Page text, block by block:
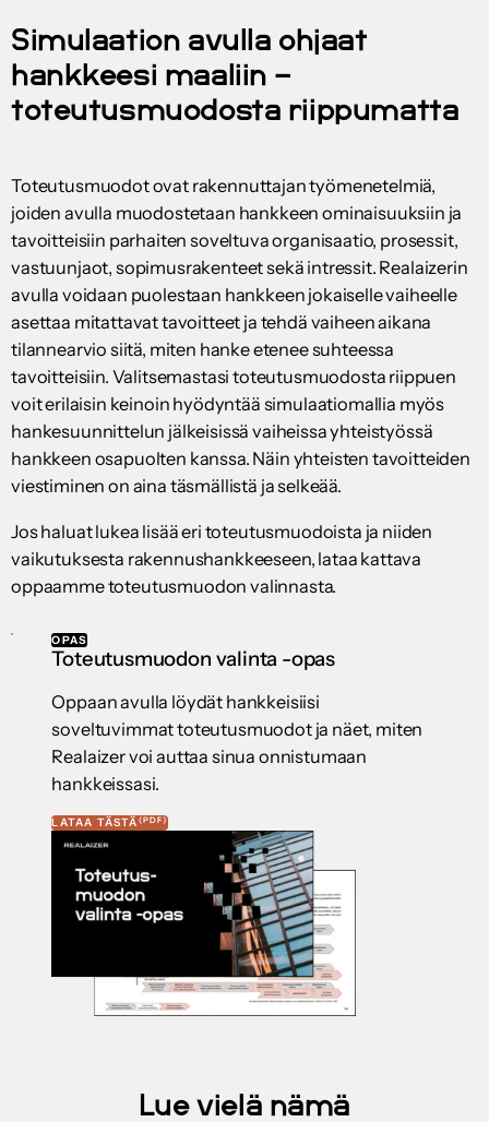
Simulaation avulla ohjaat
hankkeesi maaliin –
toteutusmuodosta riippumatta
Toteutusmuodot ovat rakennuttajan työmenetelmiä,
joiden avulla muodostetaan hankkeen ominaisuuksiin ja
tavoitteisiin parhaiten soveltuva organisaatio, prosessit,
vastuunjaot, sopimusrakenteet sekä intressit. Realaizerin
avulla voidaan puolestaan hankkeen jokaiselle vaiheelle
asettaa mitattavat tavoitteet ja tehdä vaiheen aikana
tilannearvio siitä, miten hanke etenee suhteessa
tavoitteisiin. Valitsemastasi toteutusmuodosta riippuen
voit erilaisin keinoin hyödyntää simulaatiomallia myös
hankesuunnittelun jälkeisissä vaiheissa yhteistyössä
hankkeen osapuolten kanssa. Näin yhteisten tavoitteiden
viestiminen on aina täsmällistä ja selkeää.
Jos haluat lukea lisää eri toteutusmuodoista ja niiden
vaikutuksesta rakennushankkeeseen, lataa kattava
oppaamme toteutusmuodon valinnasta.
OPAS
Toteutusmuodon valinta -opas
Oppaan avulla löydät hankkeisiisi
soveltuvimmat toteutusmuodot ja näet, miten
Realaizer voi auttaa sinua onnistumaan
hankkeissasi.
LATAA TÄSTÄ (PDF)
Lue vielä nämä